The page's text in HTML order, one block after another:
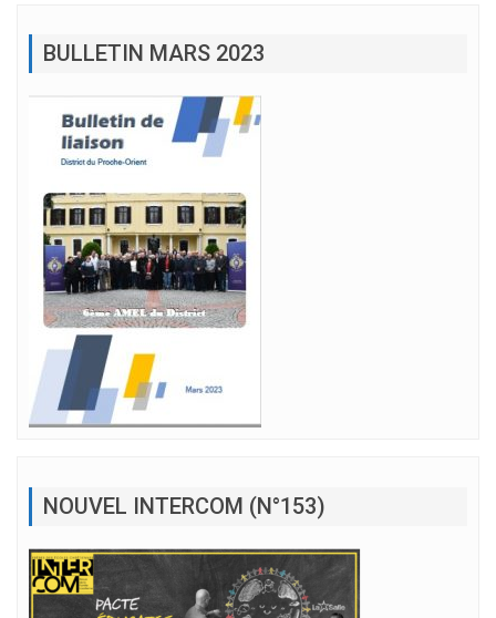
BULLETIN MARS 2023
NOUVEL INTERCOM (N°153)